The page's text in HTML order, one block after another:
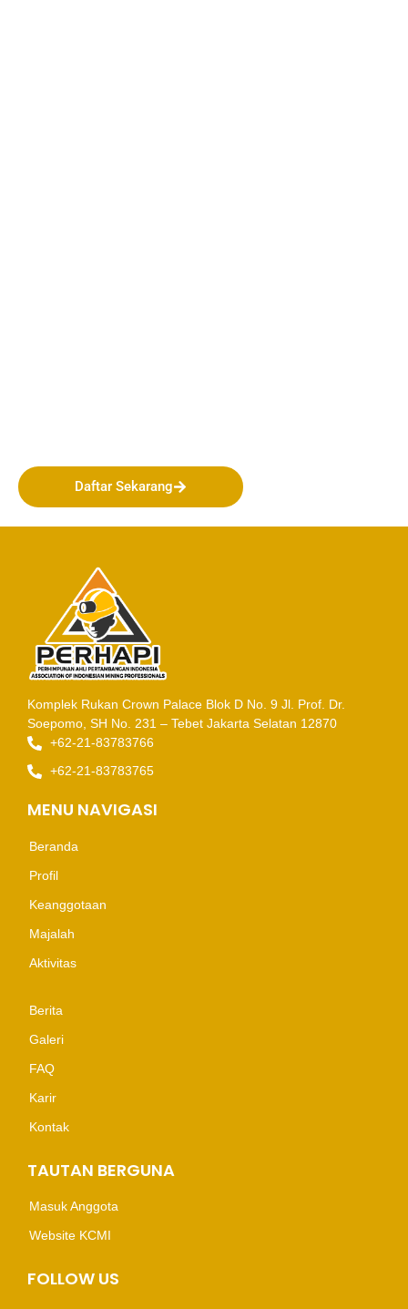
Daftar Sekarang
Komplek Rukan Crown Palace Blok D No. 9 Jl. Prof. Dr.
Soepomo, SH No. 231 – Tebet Jakarta Selatan 12870
+62-21-83783766
+62-21-83783765
MENU NAVIGASI
Beranda
Profil
Keanggotaan
Majalah
Aktivitas
Berita
Galeri
FAQ
Karir
Kontak
TAUTAN BERGUNA
Masuk Anggota
Website KCMI
FOLLOW US